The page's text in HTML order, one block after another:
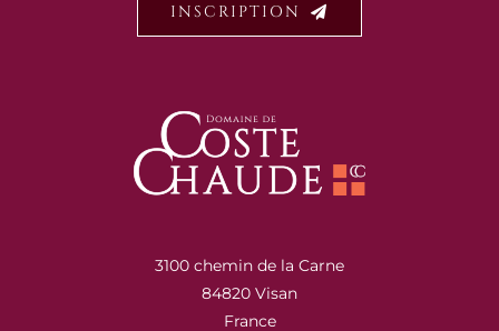
INSCRIPTION
3100 chemin de la Carne
84820 Visan
France